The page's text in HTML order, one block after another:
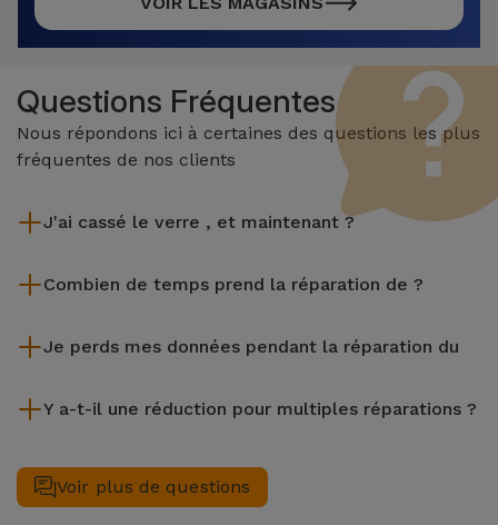
Questions Fréquentes
Nous répondons ici à certaines des questions les plus
fréquentes de nos clients
J'ai cassé le verre , et maintenant ?
de 2 ans. Trouvez le magasin le plus proche.
Combien de temps prend la réparation de ?
l'écran, sont effectuées en environ 20 à 30 minutes.
Je perds mes données pendant la réparation du
il est toujours recommandé de faire une sauvegarde. La page
des fichiers.
Y a-t-il une réduction pour multiples réparations ?
complète de votre équipement. Si votre nécessite deux ou
plusieurs interventions techniques réalisées simultanément,
Voir plus de questions